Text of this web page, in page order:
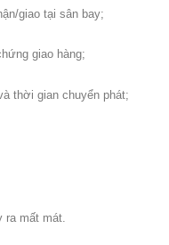
giao tại sân bay;
giao hàng;
thời gian chuyển phát;
ra mất mát.